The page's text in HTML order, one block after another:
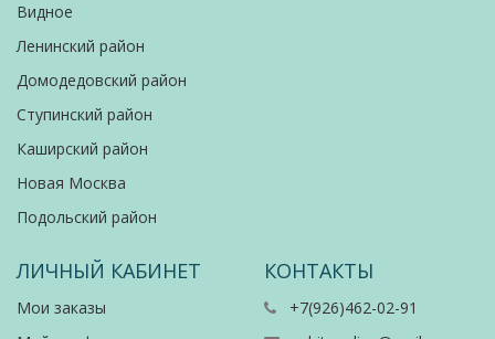
Видное
Ленинский район
Домодедовский район
Ступинский район
Каширский район
Новая Москва
Подольский район
ЛИЧНЫЙ КАБИНЕТ
Мои заказы
КОНТАКТЫ
+7(926)462-02-91